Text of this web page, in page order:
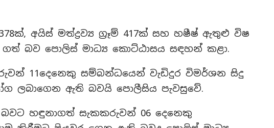
අයිස් මත්ද්‍රව්‍ය ග්‍රෑම් 417ක් සහ හෂීෂ් ඇතුළු විෂ
ගත් බව පොලිස් මාධ්‍ය කොට්ඨාසය සඳහන් කළා.
11දෙනෙකු සම්බන්ධයෙන් වැඩිදුර විමර්ශන සිදු
ලබාගෙන ඇති බවයි පොලීසිය පැවසුවේ.
හඳුනාගත් සැකකරුවන් 06 දෙනෙකු